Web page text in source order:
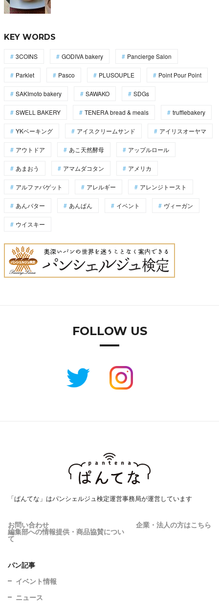
KEY WORDS
3COINS GODIVA bakery Pancierge Salon
Parklet Pasco PLUSOUPLE Point Pour Point
SAKImoto bakery SAWAKO SDGs
SWELL BAKERY TENERA bread & meals trufflebakery
YKベーキング アイスクリームサンド アイリスオーヤマ
アウトドア あこ天然酵母 アップルロール
あまおう アマムダコタン アメリカ
アルファバゲット アレルギー アレンジトースト
あんバター あんぱん イベント ヴィーガン
ウイスキー
FOLLOW US
「ぱんてな」はパンシェルジュ検定運営事務局が運営しています
お問い合わせ 企業・法人の方はこちら
編集部への情報提供・商品協賛につい
て
パン記事
イベント情報
ニュース